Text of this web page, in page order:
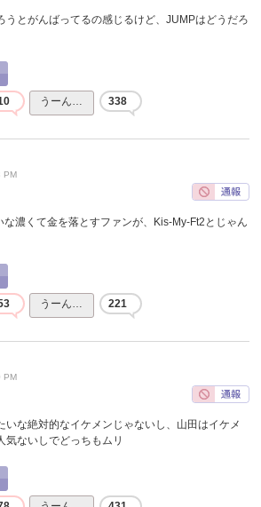
うとがんばってるの感じるけど、JUMPはどうだろ
うーん… 338
PM
な濃くて金を落とすファンが、Kis-My-Ft2とじゃん
うーん… 221
PM
いな絶対的なイケメンじゃないし、山田はイケメ
気ないしでどっちもムリ